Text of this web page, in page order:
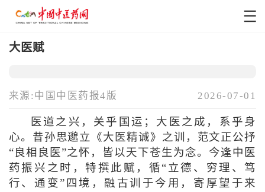
大医赋
来源:中国中医药报4版 2026-07-01
医道之兴，关乎国运；大医之成，系乎身
心。昔孙思邈立《大医精诚》之训，范文正公抒
“良相良医”之怀，皆以天下苍生为念。今逢中医
药振兴之时，特撰此赋，循“立德、穷理、笃
行、通变”四境，融古训于今用，寄厚望于来